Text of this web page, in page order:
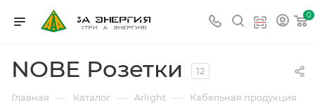
0
NOBE Розетки 12
Главная — Каталог — Arlight — Кабельная продукция